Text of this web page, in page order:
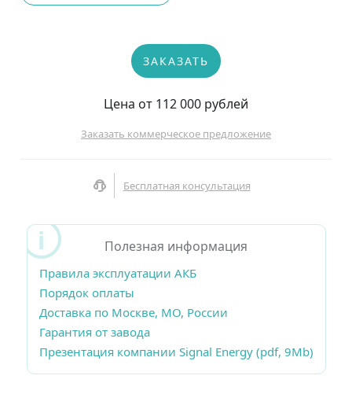
ЗАКАЗАТЬ
Цена от 112 000 рублей
Заказать коммерческое предложение
Бесплатная консультация
Полезная информация
Правила эксплуатации АКБ
Порядок оплаты
Доставка по Москве, МО, России
Гарантия от завода
Презентация компании Signal Energy (pdf, 9Mb)